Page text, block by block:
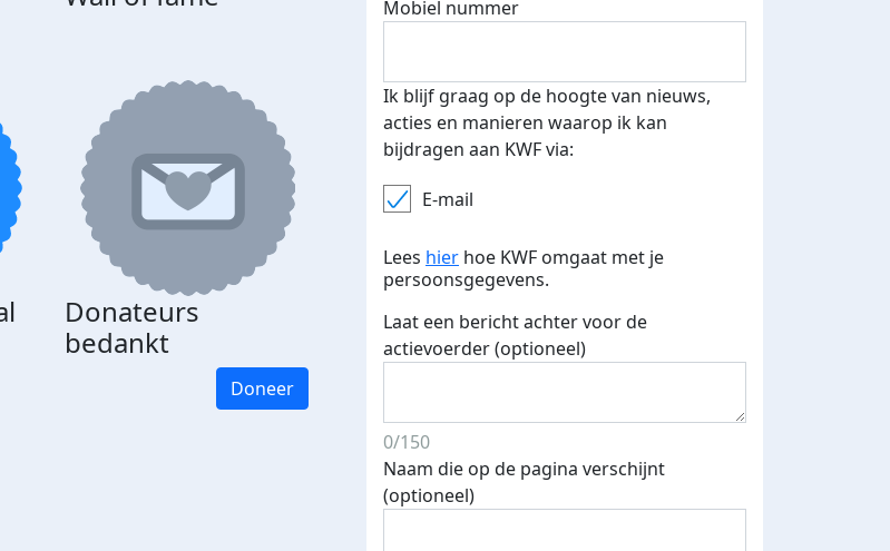
Donateurs
bedankt
Doneer
Mobiel nummer
Ik blijf graag op de hoogte van nieuws,
acties en manieren waarop ik kan
bijdragen aan KWF via:
E-mail
Lees hier hoe KWF omgaat met je
persoonsgegevens.
Laat een bericht achter voor de
actievoerder (optioneel)
0/150
Naam die op de pagina verschijnt
(optioneel)